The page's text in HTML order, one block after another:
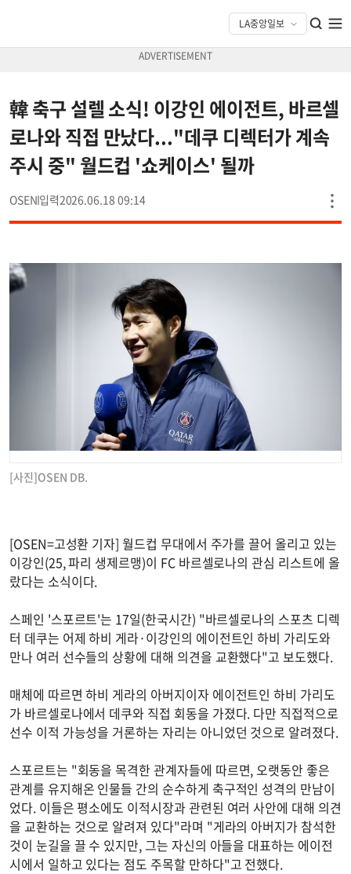
韓 축구 설렐 소식! 이강인 에이전트, 바르셀
로나와 직접 만났다..."데쿠 디렉터가 계속
주시 중" 월드컵 '쇼케이스' 될까
OSEN 2026.06.18 09:14
[사진]OSEN DB.
[OSEN=고성환 기자] 월드컵 무대에서 주가를 끌어 올리고 있는
이강인(25, 파리 생제르맹)이 FC 바르셀로나의 관심 리스트에 올
랐다는 소식이다.
스페인 '스포르트'는 17일(한국시간) "바르셀로나의 스포츠 디렉
터 데쿠는 어제 하비 게라·이강인의 에이전트인 하비 가리도와
만나 여러 선수들의 상황에 대해 의견을 교환했다"고 보도했다.
매체에 따르면 하비 게라의 아버지이자 에이전트인 하비 가리도
가 바르셀로나에서 데쿠와 직접 회동을 가졌다. 다만 직접적으로
선수 이적 가능성을 거론하는 자리는 아니었던 것으로 알려졌다.
스포르트는 "회동을 목격한 관계자들에 따르면, 오랫동안 좋은
관계를 유지해온 인물들 간의 순수하게 축구적인 성격의 만남이
었다. 이들은 평소에도 이적시장과 관련된 여러 사안에 대해 의견
을 교환하는 것으로 알려져 있다"라며 "게라의 아버지가 참석한
것이 눈길을 끌 수 있지만, 그는 자신의 아들을 대표하는 에이전
시에서 일하고 있다는 점도 주목할 만하다"고 전했다.